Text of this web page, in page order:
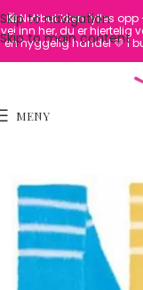
Skip to navigation
Skip to main content
🛍️ Nettbutikken fylles opp
vei inn her, du er hjertelig
en hyggelig handel 💛I
MENY